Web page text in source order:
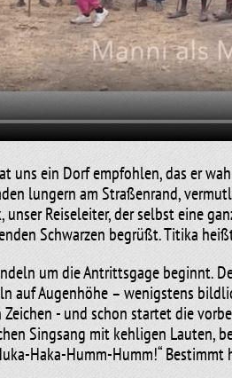
uns ein Dorf empfohlen, das er
lungern am Straßenrand,
unser Reiseleiter, der selbst eine
Schwarzen begrüßt. Titika
um die Antrittsgage beginnt.
auf Augenhöhe – wenigstens
- und schon startet die
Singsang mit kehligen Lauten,
Haka-Humm-Humm!“